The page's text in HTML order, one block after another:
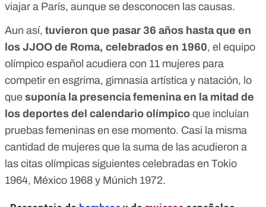
viajar a París, aunque se desconocen las causas.
Aun así, tuvieron que pasar 36 años hasta que en
los JJOO de Roma, celebrados en 1960, el equipo
olímpico español acudiera con 11 mujeres para
competir en esgrima, gimnasia artística y natación, lo
que suponía la presencia femenina en la mitad de
los deportes del calendario olímpico que incluían
pruebas femeninas en ese momento. Casi la misma
cantidad de mujeres que la suma de las acudieron a
las citas olímpicas siguientes celebradas en Tokio
1964, México 1968 y Múnich 1972.